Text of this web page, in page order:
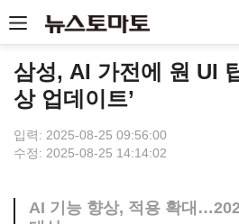
삼성, AI 가전에 원 UI
상 업데이트’
입력: 2025-08-25 09:56:00
수정: 2025-08-25 14:14:02
AI 기능 향상, 적용 확대